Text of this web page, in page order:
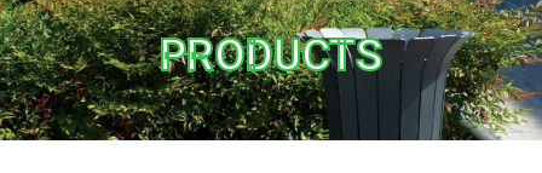
PRODUCTS